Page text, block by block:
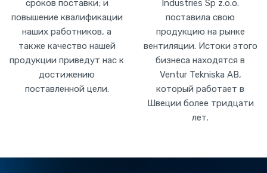
сроков поставки; и
повышение квалификации
наших работников, а
также качество нашей
продукции приведут нас к
достижению
поставленной цели.
Industries Sp z.o.o.
поставила свою
продукцию на рынке
вентиляции. Истоки этого
бизнеса находятся в
Ventur Tekniska AB,
который работает в
Швеции более тридцати
лет.